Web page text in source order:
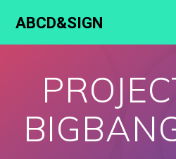
ABCD&SIGN